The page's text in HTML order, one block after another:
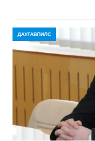
ДАУГАВПИЛС